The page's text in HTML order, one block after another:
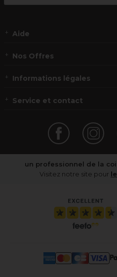
Aide
Nos Offres
Informations légales
Service et contact
un professionnel de la
Visitez notre site pour